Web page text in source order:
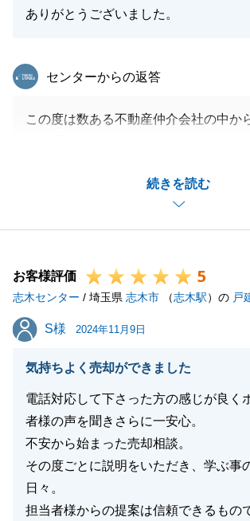
よろしくお願いを申しあげます。
ありがとうございました。
続きを読む
東急リバブル
センターからの返答
この度は数ある不動産仲介会社の中か
ーン承認にあたって所定の処理が必要
売主様のご協力も得られてスムーズに
ことができました。
くれぐれもご自愛専一にお過ごしくだ
A様のご友人、知人等不動産売買をご検
っしゃいましたら、是非ご紹介いただ
す。
今後とも東急リバブルをご愛顧賜りま
よりお祈り申しあげます。
お客様評価 5
志木センター / 埼玉県 志木市 （志木駅）の 戸
S様
S様 2024年11月9日
気持ちよく売却ができました
電話対応して下さった方の感じが良く
者様の声を聞きさらに一安心。
不安から始まった売却相談。
その度ごとに説明をいただき、学ぶ事
日々。
担当者様からの提案は信頼できるもの